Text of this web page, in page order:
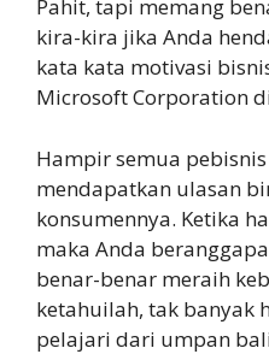
Pahit, tapi memang
kira-kira jika Anda
kata kata motivasi
Microsoft Corporation
Hampir semua
mendapatkan ulasan
konsumennya. Ketika
maka Anda
benar-benar meraih
ketahuilah, tak banyak
pelajari dari umpan